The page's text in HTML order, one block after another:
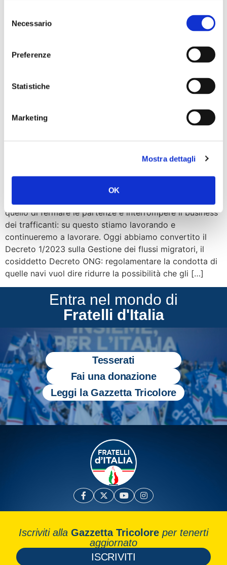
delNecessario
Preferenze
Statistiche
Marketing
Mostra dettagli
OK
relatore del provvedimento decreto flussi e paesi sicuri.
manifestata dopo che il nostro presidente del consiglio
all’interno del sistema del click day. Diamo […]
del Senato stop alle Ong
che speculano sui migranti
quello di fermare le partenze e interrompere il business
dei trafficanti: su questo stiamo lavorando e
continueremo a lavorare. Oggi abbiamo convertito il
Decreto 1/2023 sulla Gestione dei flussi migratori, il
cosiddetto Decreto ONG: regolamentare la condotta di
quelle navi vuol dire ridurre la possibilità che gli […]
Entra nel mondo di
Fratelli d'Italia
Tesserati
Fai una donazione
Leggi la Gazzetta Tricolore
Iscriviti alla Gazzetta Tricolore per tenerti
aggiornato
ISCRIVITI